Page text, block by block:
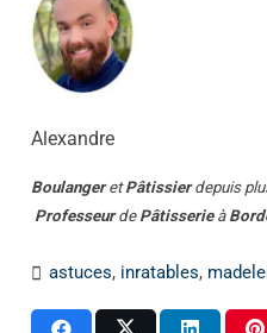
Alexandre
BoulangeretPâtissierdepuis
Professeurde Pâtisserie à
astuces, inratables,